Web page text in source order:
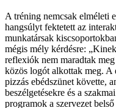
A tréning nemcsak elméleti
hangsúlyt fektetett az
munkatársak
mégis mély kérdésre:
reflexiók nem maradtak
közös logót alkottak meg.
pizzás ebédszünet követte,
beszélgetésekre és a
programok a szervezet